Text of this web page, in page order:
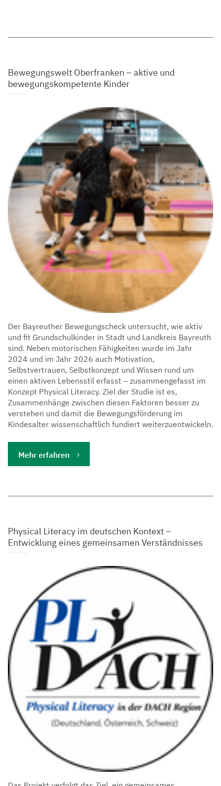
Bewegungswelt Oberfranken – aktive und
bewegungskompetente Kinder
Der Bayreuther Bewegungscheck untersucht, wie aktiv
und fit Grundschulkinder in Stadt und Landkreis Bayreuth
sind. Neben motorischen Fähigkeiten wurde im Jahr
2024 und im Jahr 2026 auch Motivation,
Selbstvertrauen, Selbstkonzept und Wissen rund um
einen aktiven Lebensstil erfasst – zusammengefasst im
Konzept Physical Literacy. Ziel der Studie ist es,
Zusammenhänge zwischen diesen Faktoren besser zu
verstehen und damit die Bewegungsförderung im
Kindesalter wissenschaftlich fundiert weiterzuentwickeln.
Mehr erfahren
Physical Literacy im deutschen Kontext –
Entwicklung eines gemeinsamen Verständnisses